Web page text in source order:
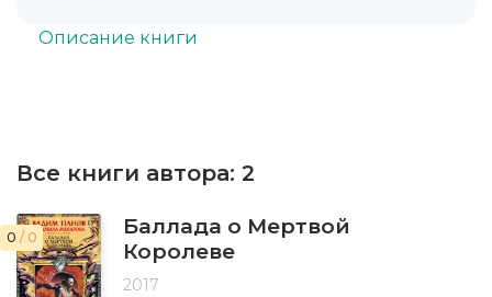
Описание книги
Все книги автора: 2
0 / 0
Баллада о Мертвой
Королеве
2017